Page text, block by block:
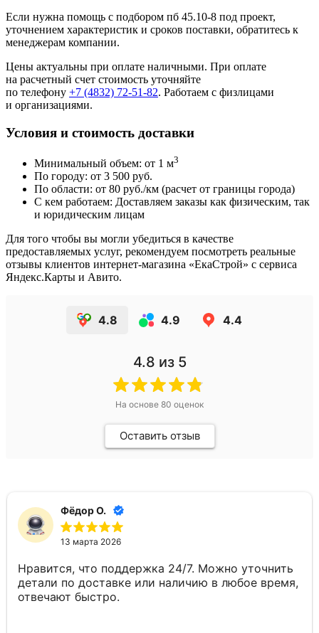
Если нужна помощь с подбором пб 45.10-8 под проект,
уточнением характеристик и сроков поставки, обратитесь к
менеджерам компании.
Цены актуальны при оплате наличными. При оплате
на расчетный счет стоимость уточняйте
по телефону +7 (4832) 72-51-82. Работаем с физлицами
и организациями.
Условия и стоимость доставки
Минимальный объем: от 1 м3
По городу: от 3 500 руб.
По области: от 80 руб./км (расчет от границы города)
С кем работаем: Доставляем заказы как физическим, так
и юридическим лицам
Для того чтобы вы могли убедиться в качестве
предоставляемых услуг, рекомендуем посмотреть реальные
отзывы клиентов интернет-магазина «ЕкаСтрой» с сервиса
Яндекс.Карты и Авито.
4.8 4.9 4.4
4.8 из 5
На основе 80 оценок
Оставить отзыв
Фёдор О.
13 марта 2026
Нравится, что поддержка 24/7. Можно уточнить
детали по доставке или наличию в любое время,
отвечают быстро.